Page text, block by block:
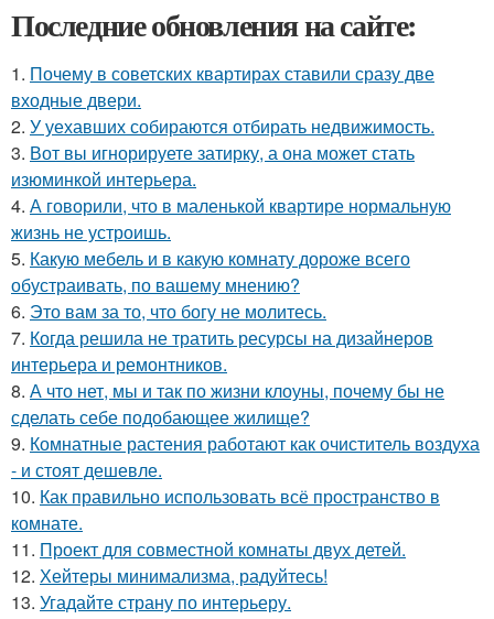
Последние обновления на сайте:
1. Почему в советских квартирах ставили сразу две
входные двери.
2. У уехавших собираются отбирать недвижимость.
3. Вот вы игнорируете затирку, а она может стать
изюминкой интерьера.
4. А говорили, что в маленькой квартире нормальную
жизнь не устроишь.
5. Какую мебель и в какую комнату дороже всего
обустраивать, по вашему мнению?
6. Это вам за то, что богу не молитесь.
7. Когда решила не тратить ресурсы на дизайнеров
интерьера и ремонтников.
8. А что нет, мы и так по жизни клоуны, почему бы не
сделать себе подобающее жилище?
9. Комнатные растения работают как очиститель воздуха
- и стоят дешевле.
10. Как правильно использовать всё пространство в
комнате.
11. Проект для совместной комнаты двух детей.
12. Хейтеры минимализма, радуйтесь!
13. Угадайте страну по интерьеру.